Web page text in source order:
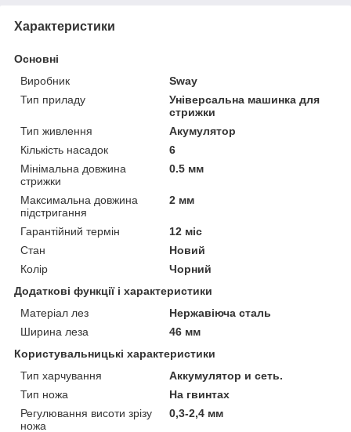
Характеристики
Основні
Виробник
Sway
Тип приладу
Універсальна машинка для
стрижки
Тип живлення
Акумулятор
Кількість насадок
6
Мінімальна довжина
стрижки
0.5 мм
Максимальна довжина
підстригання
2 мм
Гарантійний термін
12 міс
Стан
Новий
Колір
Чорний
Додаткові функції і характеристики
Матеріал лез
Нержавіюча сталь
Ширина леза
46 мм
Користувальницькі характеристики
Тип харчування
Аккумулятор и сеть.
Тип ножа
На гвинтах
Регулювання висоти зрізу
ножа
0,3-2,4 мм